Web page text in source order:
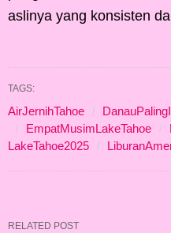
aslinya yang konsisten
TAGS:
AirJernihTahoe
EmpatMusimLakeTahoe
LakeTahoe2025
RELATED POST